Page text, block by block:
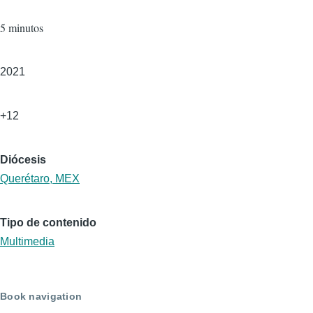
Duración
5 minutos
Año
2021
Edad
+12
Diócesis
Querétaro, MEX
Tipo de contenido
Multimedia
Book navigation